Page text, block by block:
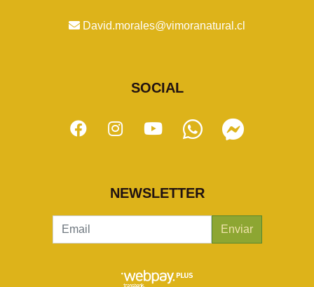
David.morales@vimoranatural.cl
SOCIAL
NEWSLETTER
Enviar